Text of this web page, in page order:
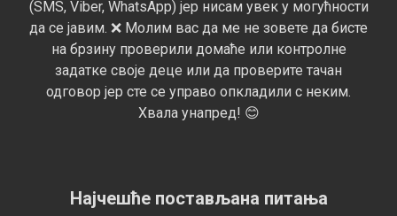
(SMS, Viber, WhatsApp) јер нисам увек у могућности
да се јавим. ❌ Молим вас да ме не зовете да бисте
на брзину проверили домаће или контролне
задатке своје деце или да проверите тачан
одговор јер сте се управо опкладили с неким.
Хвала унапред! 😊
Најчешће постављана питања